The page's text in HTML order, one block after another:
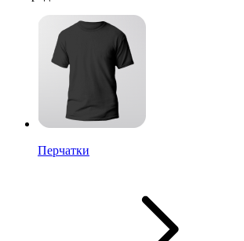
Перчатки